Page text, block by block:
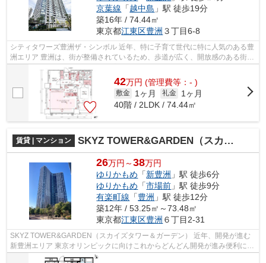
京葉線 「越中島 」駅 徒歩19分
築16年 / 74.44㎡
東京都江東区豊洲 ３丁目6-8
シティタワーズ豊洲ザ・シンボル 近年、特に子育て世代に特に人気のある豊
洲エリア 豊洲は、街が整備されているため、歩道が広く、開放感のある街並
みが魅力です。 スーパーや飲食店...
42万円 (管理費等：- )
敷金 1ヶ月 礼金
1ヶ月
40階 / 2LDK / 74.44㎡
賃貸 | マンション SKYZ TOWER&GARDEN（スカイズタワー＆ガーデン）
26万円～38万円
ゆりかもめ 「新豊洲 」駅 徒歩6分
ゆりかもめ 「市場前 」駅 徒歩9分
有楽町線 「豊洲 」駅 徒歩12分
築12年 / 53.25㎡～73.48㎡
東京都江東区豊洲 ６丁目2-31
SKYZ TOWER&GARDEN（スカイズタワー＆ガーデン） 近年、開発が進む
新豊洲エリア 東京オリンピックに向けこれからどんどん開発が進み便利にな
っていく、今注目のエリアです。 こ...